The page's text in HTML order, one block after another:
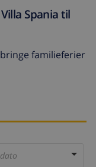
Spania til
familieferier